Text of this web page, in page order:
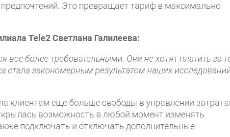
Это превращает тариф в максимально
Tele2 Светлана Галилеева:
более требовательными. Они не хотят платить за
стала закономерным результатом наших
клиентам еще больше свободы в управлении
возможность в любой момент изменять
подключать и отключать дополнительные